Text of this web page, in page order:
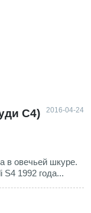
2016-04-24
С4)
в овечьей шкуре.
S4 1992 года...